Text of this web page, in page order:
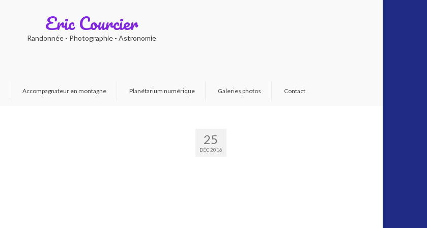
Eric Courcier
Randonnée - Photographie - Astronomie
Accompagnateur en montagne Planétarium numérique Galeries photos Contact
25
DÉC 2016